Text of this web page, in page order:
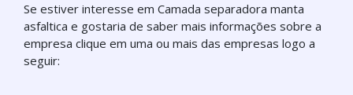
Se estiver interesse em Camada separadora manta
asfaltica e gostaria de saber mais informações sobre a
empresa clique em uma ou mais das empresas logo a
seguir: